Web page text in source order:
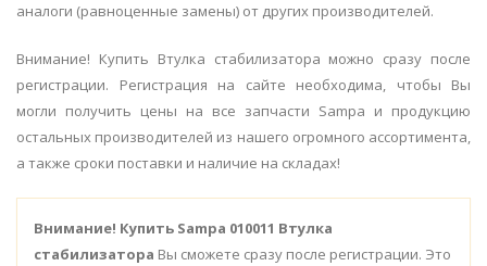
аналоги (равноценные замены) от других производителей.
Внимание! Купить Втулка стабилизатора можно сразу после
регистрации. Регистрация на сайте необходима, чтобы Вы
могли получить цены на все запчасти Sampa и продукцию
остальных производителей из нашего огромного ассортимента,
а также сроки поставки и наличие на складах!
Внимание! Купить Sampa 010011 Втулка
стабилизатора Вы сможете сразу после регистрации. Это